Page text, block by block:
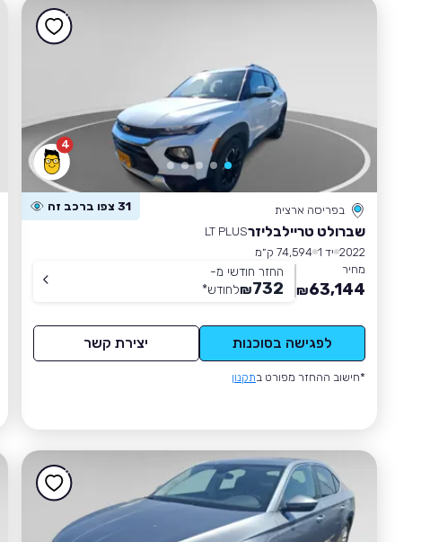
4
בפריסה ארצית 31 צפו ברכב זה
שברולט טריילבליזרLT PLUS
2022 יד 1
74,594 ק״מ
מחיר
63,144
₪
החזר חודשי מ-
732
₪לחודש*
לפגישה בסוכנות יצירת קשר
*חישוב ההחזר מפורט בתקנון